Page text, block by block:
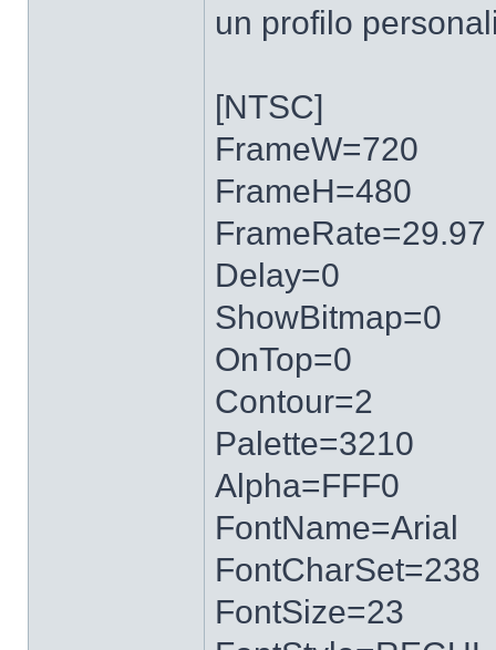
un profilo
[NTSC]
FrameW=720
FrameH=480
FrameRate=29.97
Delay=0
ShowBitmap=0
OnTop=0
Contour=2
Palette=3210
Alpha=FFF0
FontName=Arial
FontCharSet=238
FontSize=23